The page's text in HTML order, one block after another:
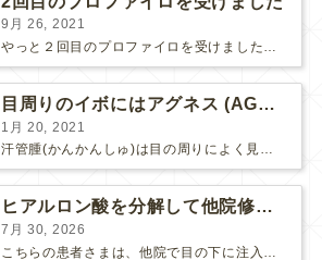
9月 26, 2021
やっと２回目のプロファイロを受けました。 ↑ 写真はプロファイロ翌日です。 この距離の写真では凹凸は映らないですし、 実物も、首がよく見ると凹凸が残っている位で、 それも３日で...
目周りのイボにはアグネス (AGNES）が効く！（ほぼ）ノーダウンタイムのイボ治療
1月 20, 2021
汗管腫(かんかんしゅ)は目の周りによく見られるいぼです。 以前は炭酸ガスレーザーでイボ組織を削って（蒸散とかアブレーションと言います）治療していました。 汗管腫は治療しても再発しやすい難治...
ヒアルロン酸を分解して他院修正（目の下のチンダル現象とその補正）
7月 30, 2026